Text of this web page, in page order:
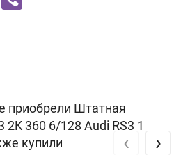
приобрели Штатная
2K 360 6/128 Audi RS3 1
купили
‹ ›